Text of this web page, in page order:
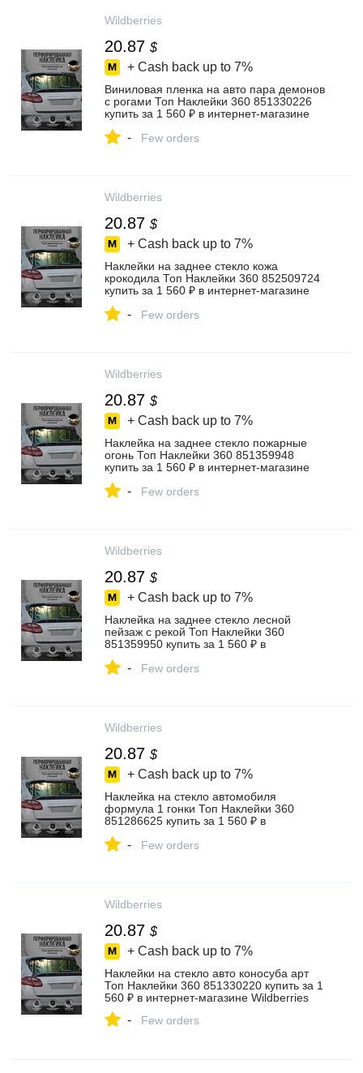
Wildberries
20.87 $
+ Cash back up to 7%
Виниловая пленка на авто пара демонов
с рогами Топ Наклейки 360 851330226
купить за 1 560 ₽ в интернет‑магазине
- Few orders
Wildberries
20.87 $
+ Cash back up to 7%
Наклейки на заднее стекло кожа
крокодила Топ Наклейки 360 852509724
купить за 1 560 ₽ в интернет‑магазине
- Few orders
Wildberries
20.87 $
+ Cash back up to 7%
Наклейка на заднее стекло пожарные
огонь Топ Наклейки 360 851359948
купить за 1 560 ₽ в интернет‑магазине
- Few orders
Wildberries
20.87 $
+ Cash back up to 7%
Наклейка на заднее стекло лесной
пейзаж с рекой Топ Наклейки 360
851359950 купить за 1 560 ₽ в
- Few orders
Wildberries
20.87 $
+ Cash back up to 7%
Наклейка на стекло автомобиля
формула 1 гонки Топ Наклейки 360
851286625 купить за 1 560 ₽ в
- Few orders
Wildberries
20.87 $
+ Cash back up to 7%
Наклейки на стекло авто коносуба арт
Топ Наклейки 360 851330220 купить за 1
560 ₽ в интернет‑магазине Wildberries
- Few orders